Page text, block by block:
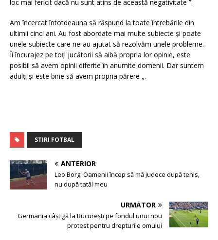
loc mai fericit dacă nu sunt atins de această negativitate ”.
Am încercat întotdeauna să răspund la toate întrebările din
ultimii cinci ani. Au fost abordate mai multe subiecte și poate
unele subiecte care ne-au ajutat să rezolvăm unele probleme.
Îi încurajez pe toți jucătorii să aibă propria lor opinie, este
posibil să avem opinii diferite în anumite domenii. Dar suntem
adulți și este bine să avem propria părere „.
STIRI FOTBAL
ANTERIOR
Leo Borg: Oamenii încep să mă judece după tenis,
nu după tatăl meu
URMĂTOR
Germania câștigă la București pe fondul unui nou
protest pentru drepturile omului